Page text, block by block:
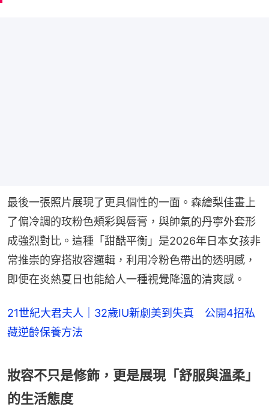
最後一張照片展現了更具個性的一面。森繪梨佳畫上
了偏冷調的玫粉色頰彩與唇膏，與帥氣的丹寧外套形
成強烈對比。這種「甜酷平衡」是2026年日本女孩非
常推崇的穿搭妝容邏輯，利用冷粉色帶出的透明感，
即便在炎熱夏日也能給人一種視覺降溫的清爽感。
21世紀大君夫人｜32歲IU新劇美到失真 公開4招私
藏逆齡保養方法
妝容不只是修飾，更是展現「舒服與溫柔」
的生活態度